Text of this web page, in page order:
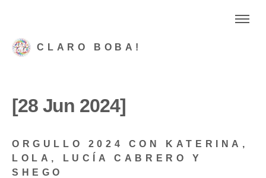
CLARO BOBA!
[28 Jun 2024]
ORGULLO 2024 CON KATERINA,
LOLA, LUCÍA CABRERO Y
SHEGO